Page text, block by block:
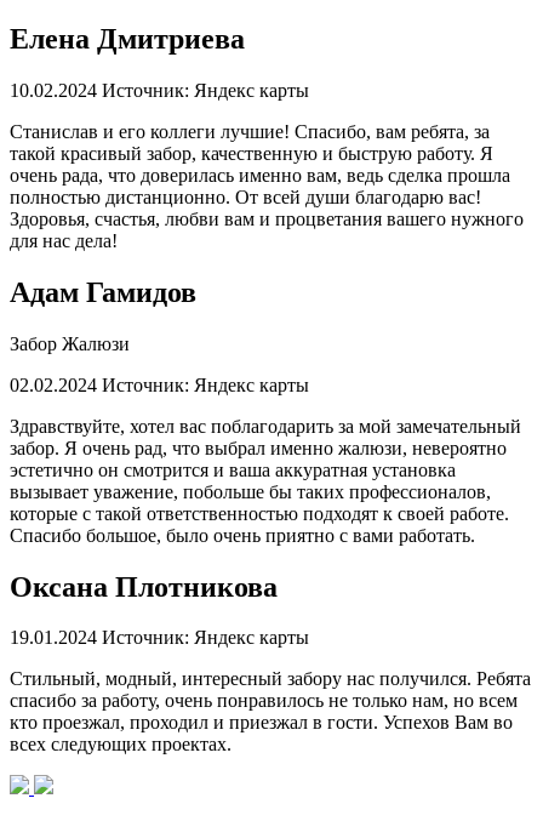
Елена Дмитриева
10.02.2024 Источник: Яндекс карты
Станислав и его коллеги лучшие! Спасибо, вам ребята, за
такой красивый забор, качественную и быструю работу. Я
очень рада, что доверилась именно вам, ведь сделка прошла
полностью дистанционно. От всей души благодарю вас!
Здоровья, счастья, любви вам и процветания вашего нужного
для нас дела!
Адам Гамидов
Забор Жалюзи
02.02.2024 Источник: Яндекс карты
Здравствуйте, хотел вас поблагодарить за мой замечательный
забор. Я очень рад, что выбрал именно жалюзи, невероятно
эстетично он смотрится и ваша аккуратная установка
вызывает уважение, побольше бы таких профессионалов,
которые с такой ответственностью подходят к своей работе.
Спасибо большое, было очень приятно с вами работать.
Оксана Плотникова
19.01.2024 Источник: Яндекс карты
Стильный, модный, интересный забору нас получился. Ребята
спасибо за работу, очень понравилось не только нам, но всем
кто проезжал, проходил и приезжал в гости. Успехов Вам во
всех следующих проектах.